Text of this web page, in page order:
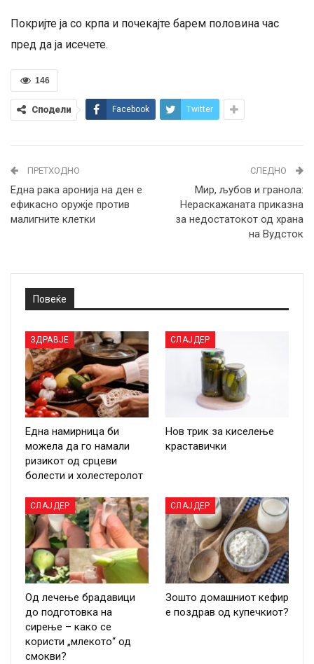
Покријте ја со крпа и почекајте барем половина час
пред да ја исечете.
146
Сподели Facebook Twitter
ПРЕТХОДНО
Една рака аронија на ден е
ефикасно оружје против
малигните клетки
СЛЕДНО
Мир, љубов и гранола:
Нераскажаната приказна
за недостатокот од храна
на Вудсток
Повеќе
ЗДРАВЈЕ
Една намирница би
можела да го намали
ризикот од срцеви
болести и холестеролот
СЛАЈДЕР
Нов трик за киселење
краставички
СЛАЈДЕР
Од лечење брадавици
до подготовка на
сирење – како се
користи „млекото“ од
смокви?
СЛАЈДЕР
Зошто домашниот кефир
е поздрав од купечкиот?